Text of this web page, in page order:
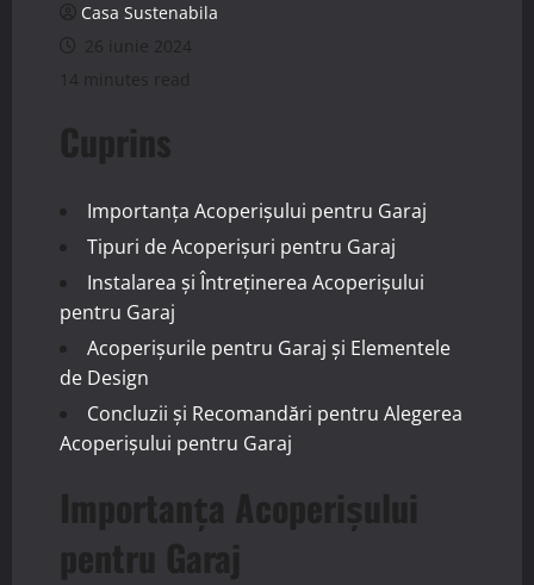
Casa Sustenabila
26 iunie 2024
14 minutes read
Cuprins
Importanța Acoperișului pentru Garaj
Tipuri de Acoperișuri pentru Garaj
Instalarea și Întreținerea Acoperișului
pentru Garaj
Acoperișurile pentru Garaj și Elementele
de Design
Concluzii și Recomandări pentru Alegerea
Acoperișului pentru Garaj
Importanța Acoperișului
pentru Garaj